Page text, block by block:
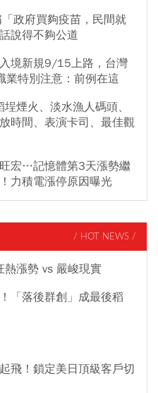
政府買夠疫苗，民間就
說得不夠公道
境新規9/15上路，台灣
業特別注意：前例在這
煙火、淡水漁人碼頭、
時間、表演卡司、最佳觀
宏…記憶體第3天漲勢繼
力積電漲停原因曝光
/ HOT NEWS /
漲勢 vs 嚴峻現實
「落後群創」成最後稻
飛！鎖定美日頂級客戶切